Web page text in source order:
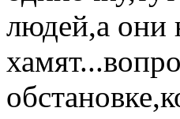
людей,а они